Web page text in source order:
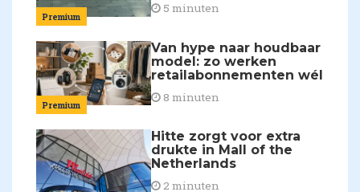
Premium
5 minuten
Premium
Van hype naar houdbaar
model: zo werken
retailabonnementen wél
8 minuten
Hitte zorgt voor extra
drukte in Mall of the
Netherlands
2 minuten